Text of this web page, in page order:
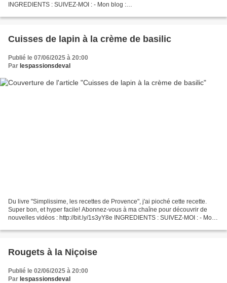
INGREDIENTS : SUIVEZ-MOI : - Mon blog :
http://www.pinterest.com/val153/...
Cuisses de lapin à la crème de basilic
Publié le 07/06/2025 à 20:00
Par lespassionsdeval
Du livre "Simplissime, les recettes de Provence", j'ai pioché cette recette.
Super bon, et hyper facile! Abonnez-vous à ma chaîne pour découvrir de
nouvelles vidéos : http://bit.ly/1s3yY8e INGREDIENTS : SUIVEZ-MOI : - Mon
Rougets à la Niçoise
Publié le 02/06/2025 à 20:00
Par lespassionsdeval